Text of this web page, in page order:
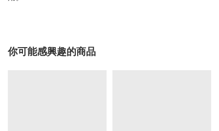
你可能感興趣的商品